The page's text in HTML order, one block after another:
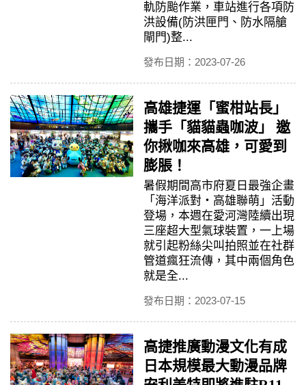
軌防颱作業，車站進行各項防
洪設備(防洪匣門、防水隔艙
閘門)整...
發布日期：2023-07-26
高雄捷運「蜜柑站長」
攜手「貓貓蟲咖波」 邀
你揪咖來高雄，可愛到
膨脹！
暑假期間高市府夏日最強企畫
「海洋派對‧高雄聯萌」活動
登場，本週在愛河灣陸續出現
三座超大型氣球裝置，一上場
就引起粉絲尖叫拍照並在社群
管道瘋狂流傳，其中兩個角色
就是全...
發布日期：2023-07-15
高捷推廣動漫文化有成
日本規模最大動漫品牌